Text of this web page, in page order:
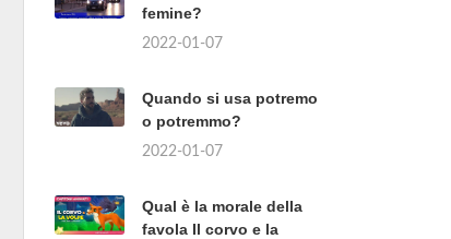
femine?
2022-01-07
Quando si usa potremo
o potremmo?
2022-01-07
Qual è la morale della
favola Il corvo e la